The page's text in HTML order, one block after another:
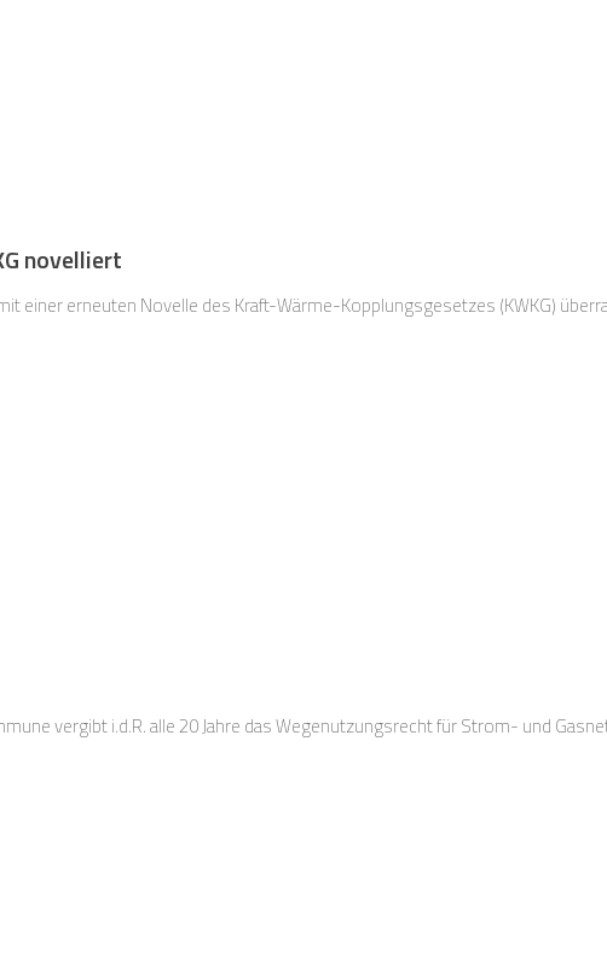
novelliert
einer erneuten Novelle des Kraft-Wärme-Kopplungsgesetzes (KWKG)
vergibt i.d.R. alle 20 Jahre das Wegenutzungsrecht für Strom- und